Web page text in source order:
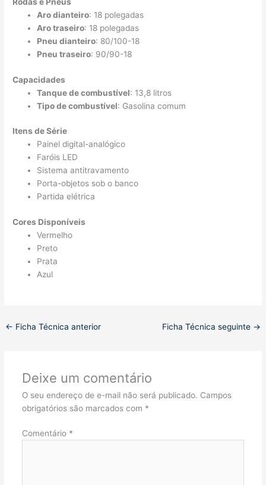
Aro dianteiro: 18 polegadas
Aro traseiro: 18 polegadas
Pneu dianteiro: 80/100-18
Pneu traseiro: 90/90-18
Capacidades
Tanque de combustível: 13,8 litros
Tipo de combustível: Gasolina comum
Itens de Série
Painel digital-analógico
Faróis LED
Sistema antitravamento
Porta-objetos sob o banco
Partida elétrica
Cores Disponíveis
Vermelho
Preto
Prata
Azul
← Ficha Técnica anterior Ficha Técnica seguinte →
Deixe um comentário
O seu endereço de e-mail não será publicado. Campos
obrigatórios são marcados com *
Comentário *